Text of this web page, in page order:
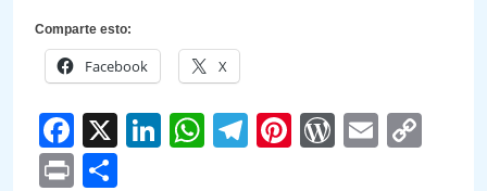
Comparte esto:
Facebook X
Facebook
X LinkedIn
WhatsApp
Telegram
PinterestEmail
Print